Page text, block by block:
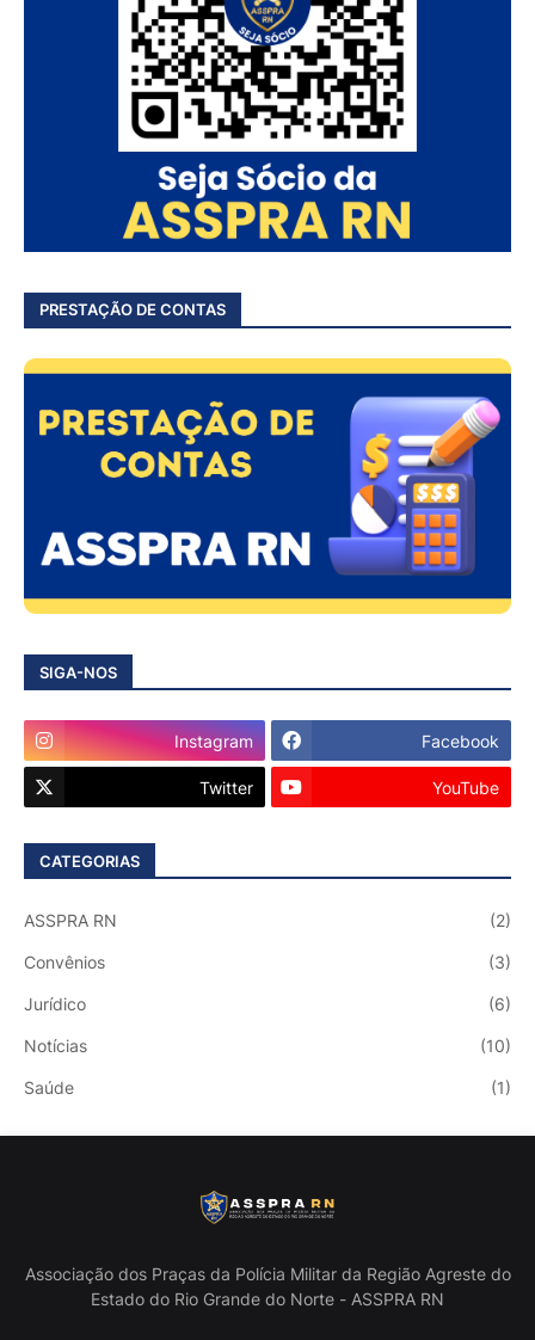
PRESTAÇÃO DE CONTAS
SIGA-NOS
Instagram Facebook
Twitter YouTube
CATEGORIAS
ASSPRA RN (2)
Convênios (3)
Jurídico (6)
Notícias (10)
Saúde (1)
Associação dos Praças da Polícia Militar da Região Agreste do
Estado do Rio Grande do Norte - ASSPRA RN